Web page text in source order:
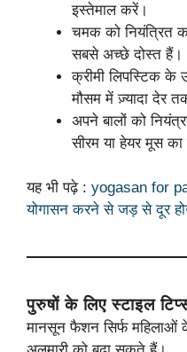
इस्तेमाल करें।
चमक को नियंत्रित
सबसे अच्छे दोस्त हैं।
क्रीमी लिपस्टिक के
मौसम में ज़्यादा देर
अपने बालों को
सीरम या हेयर मूस
यह भी पढ़े : yogasan for
योगासन करने से जड़ से दूर
पुरुषों के लिए स्टाइल
मानसून फैशन सिर्फ महिलाओं